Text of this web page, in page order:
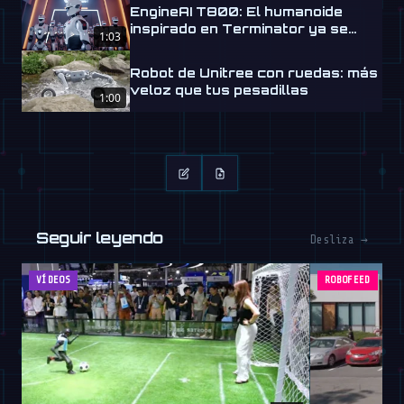
1:03
EngineAI T800: El humanoide
inspirado en Terminator ya se
1:00
Robot de Unitree con ruedas: más
veloz que tus pesadillas
Seguir leyendo Desliza →
VÍDEOS ROBOFEED